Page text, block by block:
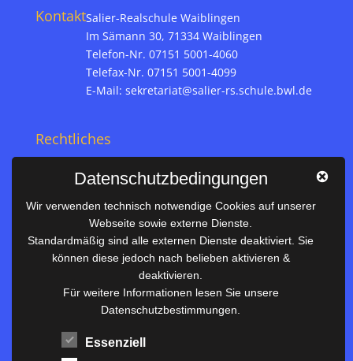
KontaktSalier-Realschule Waiblingen
Im Sämann 30, 71334 Waiblingen
Telefon-Nr. 07151 5001-4060
Telefax-Nr. 07151 5001-4099
E-Mail: sekretariat@salier-rs.schule.bwl.de
Rechtliches
Datenschutz
Nützliches
Vertretungsplan
Unterrichtszeiten
Downloadbereich
Terminkalender
Datenschutzbedingungen
Wir verwenden technisch notwendige Cookies auf unserer
Webseite sowie externe Dienste.
Standardmäßig sind alle externen Dienste deaktiviert. Sie
können diese jedoch nach belieben aktivieren &
deaktivieren.
Für weitere Informationen lesen Sie unsere
Datenschutzbestimmungen.
Essenziell